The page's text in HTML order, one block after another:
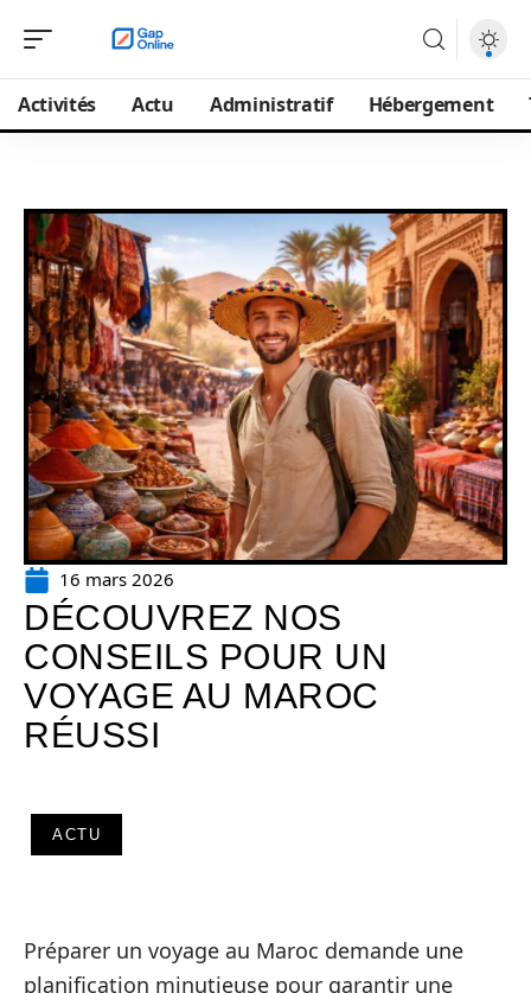
Activités Actu Administratif Hébergement
16 mars 2026
DÉCOUVREZ NOS
CONSEILS POUR UN
VOYAGE AU MAROC
RÉUSSI
ACTU
Préparer un voyage au Maroc demande une
planification minutieuse pour garantir une